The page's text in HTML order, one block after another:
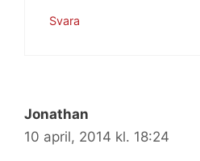
Svara
Jonathan
10 april, 2014 kl. 18:24